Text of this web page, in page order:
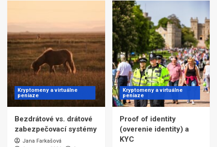
Kryptomeny a virtuálne
peniaze
Bezdrátové vs. drátové
zabezpečovací systémy
Jana Farkašová
Kryptomeny a virtuálne
peniaze
Proof of identity
(overenie identity) a
KYC